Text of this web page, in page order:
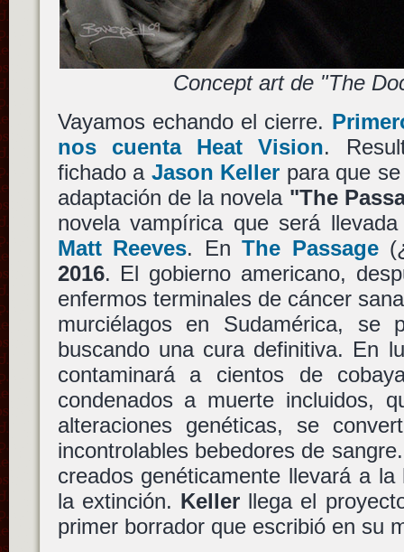
Concept art de "The
Vayamos echando el cierre.
nos cuenta Heat Vision.
fichado a Jason Keller para que
adaptación de la novela "The
novela vampírica que será
Matt Reeves. EnThe Passage
2016. El gobierno americano,
enfermos terminales de cáncer
murciélagos en Sudamérica, se
buscando una cura definitiva. En
contaminará a cientos de
condenados a muerte incluidos,
alteraciones genéticas, se
incontrolables bebedores de
creados genéticamente llevará a
la extinción. Kellerllega el
primer borrador que escribió en su